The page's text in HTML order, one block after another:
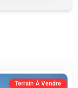
Terrain À Vendre